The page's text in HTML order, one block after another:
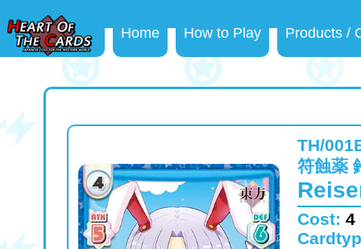
Home How to Play Products /
TH/
符蝕薬
Cost: 4